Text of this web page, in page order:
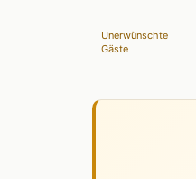
Unerwünschte
Gäste